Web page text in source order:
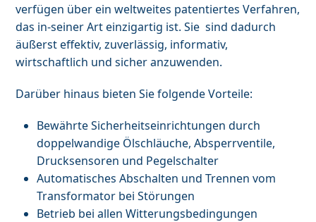
verfügen über ein weltweites patentiertes Verfahren,
das in-seiner Art einzigartig ist. Sie sind dadurch
äußerst effektiv, zuverlässig, informativ,
wirtschaftlich und sicher anzuwenden.
Darüber hinaus bieten Sie folgende Vorteile:
Bewährte Sicherheitseinrichtungen durch
doppelwandige Ölschläuche, Absperrventile,
Drucksensoren und Pegelschalter
Automatisches Abschalten und Trennen vom
Transformator bei Störungen
Betrieb bei allen Witterungsbedingungen